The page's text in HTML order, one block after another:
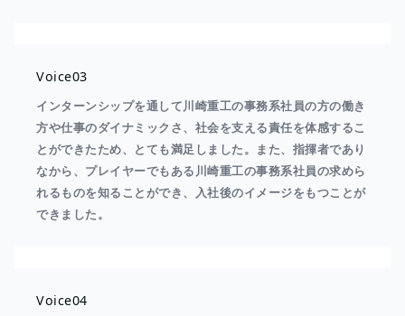
Voice03
インターンシップを通して川崎重工の事務系社員の方の働き
方や仕事のダイナミックさ、社会を支える責任を体感するこ
とができたため、とても満足しました。また、指揮者であり
なから、プレイヤーでもある川崎重工の事務系社員の求めら
れるものを知ることができ、入社後のイメージをもつことが
できました。
Voice04